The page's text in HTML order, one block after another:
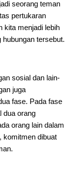
seorang teman
pertukaran
kita menjadi lebih
tersebut.
sosial dan lain-
juga
fase. Pada fase
dua orang
orang lain dalam
komitmen dibuat